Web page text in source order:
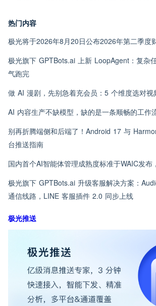
热门内容
极光将于2026年8月20日公布2026年第二季度
极光旗下 GPTBots.ai 上新 LoopAgent：复杂
气跑完
做 AI 漫剧，先别急着充会员：5 个维度选对视
AI 内容生产不缺模型，缺的是一条顺畅的工作
别再折腾端侧和后端了！Android 17 与
台推送指南
国内首个AI智能体管理成熟度标准于WAIC发布
极光旗下 GPTBots.ai 升级客服解决方案：
通信线路，LINE 客服插件 2.0 同步上线
极光推送